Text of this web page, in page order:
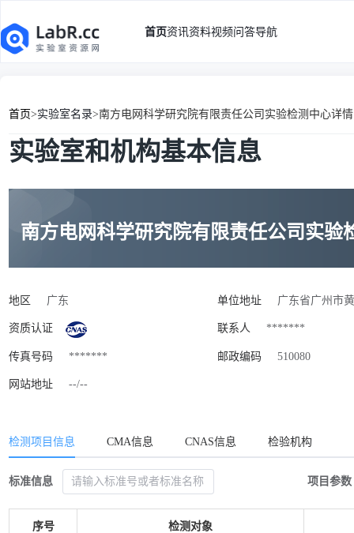
首页资讯资料视频问答导航
首页>实验室名录>南方电网科学研究院有限责任公司实验检测中心详情
实验室和机构基本信息
南方电网科学研究院有限责任公司实验
地区 广东 单位地址 广东省广州市
资质认证 联系人 *******
传真号码 ******* 邮政编码 510080
网站地址 --/--
检测项目信息 CMA信息 CNAS信息 检验机构
标准信息 项目参数
序号 检测对象